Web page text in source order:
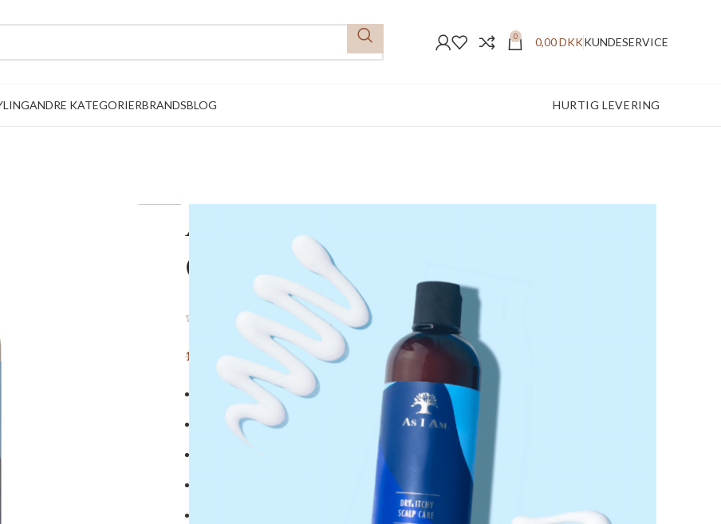
0 0,00DKKKUNDESERVICE
ANDRE KATEGORIERBRANDSBLOG HURTIG LEVERING
FREMRAGENDE ANMELDELSER
As I Am – Dry & Itchy
Conditioner
(3kundeanmeldelser)
139,00DKK 118,15DKK
Lindrer tør og kløende hovedbund
God til at rede/fingerrede håret
Fremmer glas og styrker og reparerer håret